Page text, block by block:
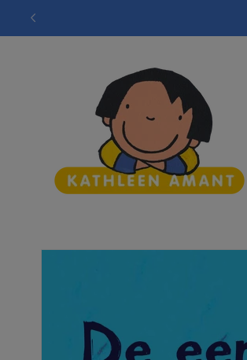
naar de
content